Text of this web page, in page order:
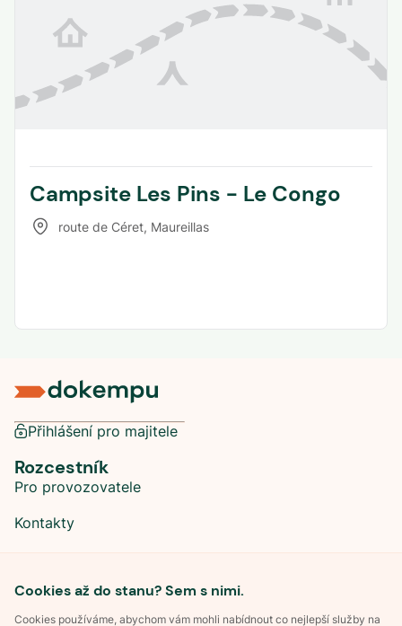
Campsite Les Pins - Le Congo
route de Céret, Maureillas
Cookies až do stanu? Sem s nimi.
Cookies používáme, abychom vám mohli nabídnout co nejlepší služby na
Přihlášení pro majitele
Rozcestník
Pro provozovatele
Kontakty